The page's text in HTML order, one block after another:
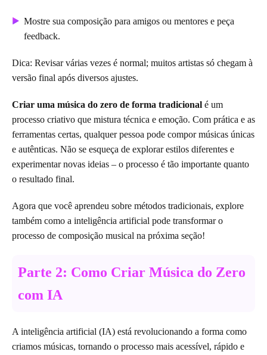
Mostre sua composição para amigos ou mentores e peça
feedback.
Dica: Revisar várias vezes é normal; muitos artistas só chegam à
versão final após diversos ajustes.
Criar uma música do zero de forma tradicional é um
processo criativo que mistura técnica e emoção. Com prática e as
ferramentas certas, qualquer pessoa pode compor músicas únicas
e autênticas. Não se esqueça de explorar estilos diferentes e
experimentar novas ideias – o processo é tão importante quanto
o resultado final.
Agora que você aprendeu sobre métodos tradicionais, explore
também como a inteligência artificial pode transformar o
processo de composição musical na próxima seção!
Parte 2: Como Criar Música do Zero
com IA
A inteligência artificial (IA) está revolucionando a forma como
criamos músicas, tornando o processo mais acessível, rápido e